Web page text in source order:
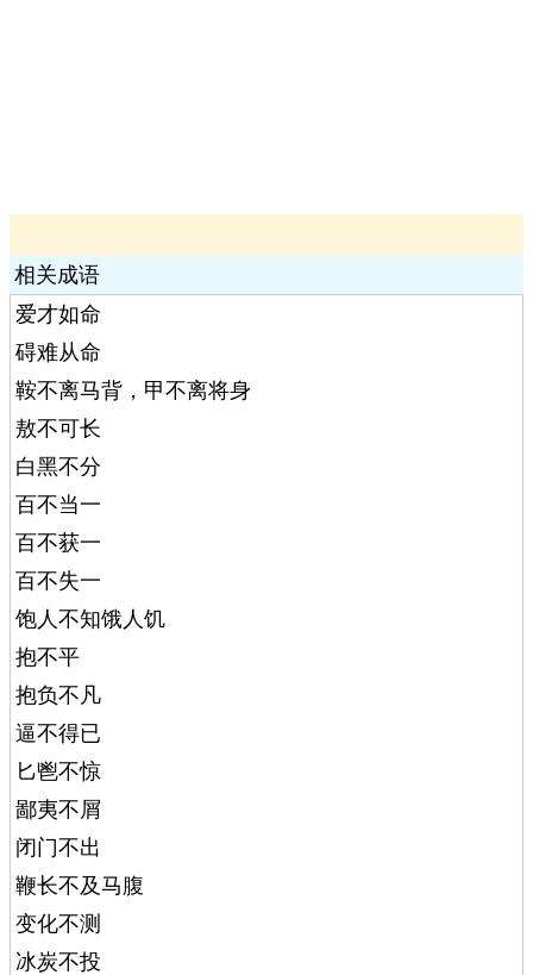
相关成语
爱才如命
碍难从命
鞍不离马背，甲不离将身
敖不可长
白黑不分
百不当一
百不获一
百不失一
饱人不知饿人饥
抱不平
抱负不凡
逼不得已
匕鬯不惊
鄙夷不屑
闭门不出
鞭长不及马腹
变化不测
冰炭不投